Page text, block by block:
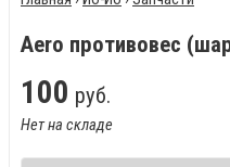
Aero противовес
100 руб.
Нет на складе